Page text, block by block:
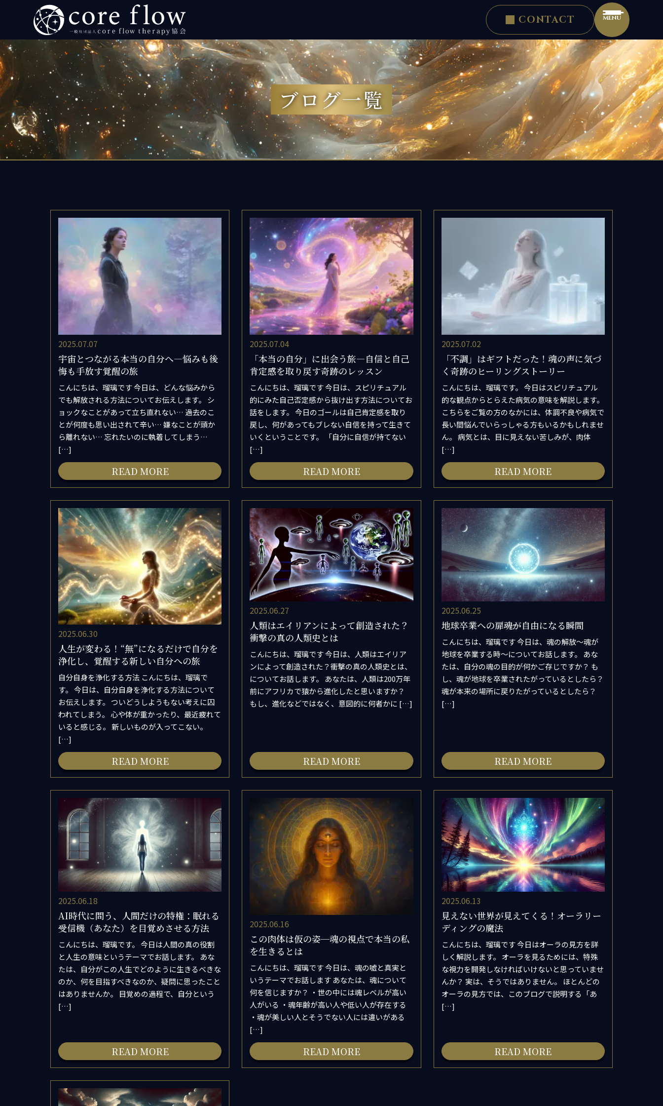
ヒーラー イベント・スクールなら「一般社団法人 core flow therapy協会」 CONTACT
ホーム
初めての方へ
個人向けサービス
SOULSELF講座
プロヒーラー認定
個人セッション
法人向けサービス
プロフィール
協会認定ヒーラー
お問い合わせ
会社概要
プライバシーポリシー
特定商取引法に基づく表記
ブログ一覧
2025.07.07
宇宙とつながる本当の自分へ―悩みも後
悔も手放す覚醒の旅
こんにちは、瑠璃です 今日は、どんな悩みから
でも解放される方法についてお伝えします。 シ
ョックなことがあって立ち直れない… 過去のこ
とが何度も思い出されて辛い… 嫌なことが頭か
ら離れない… 忘れたいのに執着してしまう…
[…]
READ MORE
2025.07.04
「本当の自分」に出会う旅―自信と自己
肯定感を取り戻す奇跡のレッスン
こんにちは、瑠璃です 今日は、スピリチュアル
的にみた自己否定感から抜け出す方法についてお
話をします。 今日のゴールは自己肯定感を取り
戻し、何があってもブレない自信を持って生きて
いくということです。 「自分に自信が持てない
[…]
READ MORE
2025.07.02
「不調」はギフトだった！魂の声に気づ
く奇跡のヒーリングストーリー
こんにちは、瑠璃です。 今日はスピリチュアル
的な観点からとらえた病気の意味を解説します。
こちらをご覧の方のなかには、体調不良や病気で
長い間悩んでいらっしゃる方もいるかもしれませ
ん。 病気とは、目に見えない苦しみが、肉体
[…]
READ MORE
2025.06.30
人生が変わる！“無”になるだけで自分を
浄化し、覚醒する新しい自分への旅
自分自身を浄化する方法 こんにちは、瑠璃で
す。 今日は、自分自身を浄化する方法について
お伝えします。 ついどうしようもない考えに囚
われてしまう。 心や体が重かったり、最近疲れて
いると感じる。 新しいものが入ってこない。
[…]
READ MORE
2025.06.27
人類はエイリアンによって創造された？
衝撃の真の人類史とは
こんにちは、瑠璃です 今日は、人類はエイリア
ンによって創造された？衝撃の真の人類史とは、
についてお話します。 あなたは、人類は200万年
前にアフリカで猿から進化したと思いますか？
もし、進化などではなく、意図的に何者かに […]
READ MORE
2025.06.25
地球卒業への扉――魂が自由になる瞬間
こんにちは、瑠璃です 今日は、魂の解放～魂が
地球を卒業する時～についてお話します。 あな
たは、自分の魂の目的が何かご存じですか？ も
し、魂が地球を卒業されたがっているとしたら？
魂が本来の場所に戻りたがっているとしたら？
[…]
READ MORE
2025.06.18
AI時代に問う、人間だけの特権：眠れる
受信機（あなた）を目覚めさせる方法
こんにちは、瑠璃です。 今日は人間の真の役割
と人生の意味というテーマでお話します。 あな
たは、自分がこの人生でどのように生きるべきな
のか、何を目指すべきなのか、疑問に思ったこと
はありませんか。 目覚めの過程で、自分という
[…]
READ MORE
2025.06.16
この肉体は仮の姿─魂の視点で本当の私
を生きるとは
こんにちは、瑠璃です 今日は、魂の嘘と真実と
いうテーマでお話します あなたは、魂について
何を信じますか？ ・世の中には魂レベルが高い
人がいる ・魂年齢が高い人や低い人が存在する
・魂が美しい人とそうでない人には違いがある
[…]
READ MORE
2025.06.13
見えない世界が見えてくる！オーラリー
ディングの魔法
こんにちは、瑠璃です 今日はオーラの見方を詳
しく解説します。 オーラを見るためには、特殊
な視力を開発しなければいけないと思っていませ
んか？ 実は、そうではありません。 ほとんどの
オーラの見方では、このブログで説明する「あ
[…]
READ MORE